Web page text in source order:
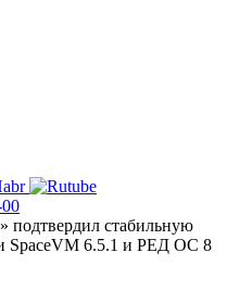
стабильную
SpaceVM 6.5.1 и РЕД ОС 8